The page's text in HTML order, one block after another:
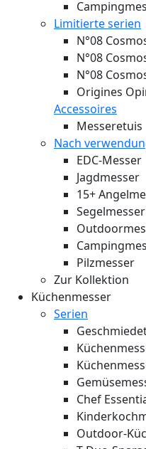
Limitierte serien
N°08
N°08
N°08
Origines
Accessoires
Messeretuis
Nach
EDC-Messer
Jagdmesser
15+
Segelmesser
Pilzmesser
Zur Kollektion
Küchenmesser
Serien
Chef
Outdoor-